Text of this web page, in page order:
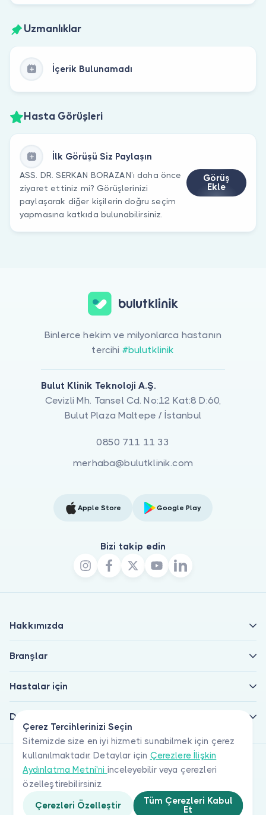
Uzmanlıklar
İçerik Bulunamadı
Hasta Görüşleri
İlk Görüşü Siz Paylaşın
ASS. DR. SERKAN BORAZAN’ı daha önce
ziyaret ettiniz mi? Görüşlerinizi
paylaşarak diğer kişilerin doğru seçim
yapmasına katkıda bulunabilirsiniz.
Görüş
Ekle
Çerez Tercihlerinizi Seçin
Sitemizde size en iyi hizmeti sunabilmek için çerez
kullanılmaktadır. Detaylar için Çerezlere İlişkin
Aydınlatma Metni'ni inceleyebilir veya çerezleri
özelleştirebilirsiniz.
Çerezleri Özelleştir
Tüm Çerezleri Kabul
Et
Binlerce hekim ve milyonlarca hastanın
tercihi #bulutklinik
Bulut Klinik Teknoloji A.Ş.
Cevizli Mh. Tansel Cd. No:12 Kat:8 D:60,
Bulut Plaza Maltepe / İstanbul
0850 711 11 33
merhaba@bulutklinik.com
Apple Store Google Play
Bizi takip edin
Hakkımızda
Branşlar
Hastalar için
Doktorlar için